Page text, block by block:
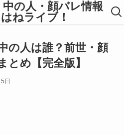
の人・顔バレ情報
ねライブ！
の人は誰？前世・顔
とめ【完全版】
日